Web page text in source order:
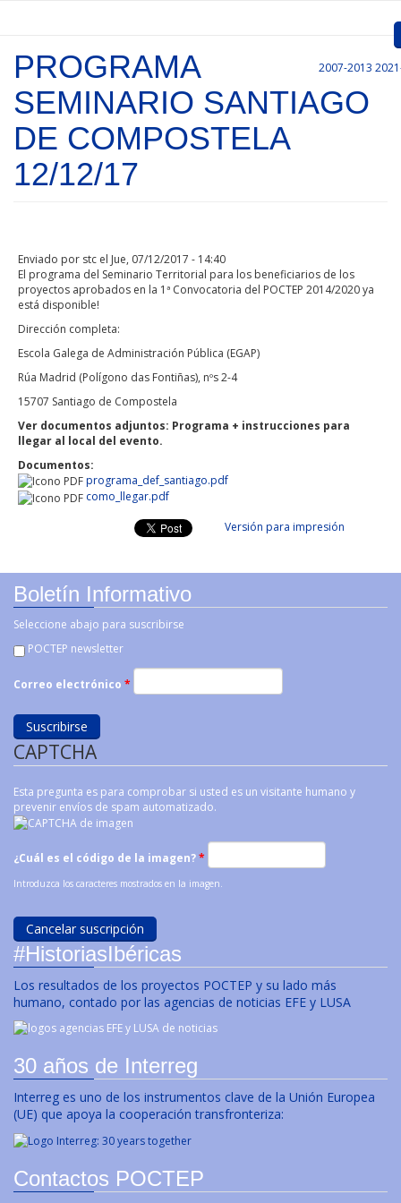
Inicio
Presentación
Convocatorias
Documentos
Gestión de Proyectos
Enlaces
2007-2013
PROGRAMA
SEMINARIO SANTIAGO
DE COMPOSTELA
12/12/17
Enviado por stc el Jue, 07/12/2017 - 14:40
El programa del Seminario Territorial para los beneficiarios de los
proyectos aprobados en la 1ª Convocatoria del POCTEP 2014/2020 ya
está disponible!
Dirección completa:
Escola Galega de Administración Pública (EGAP)
Rúa Madrid (Polígono das Fontiñas), nºs 2-4
15707 Santiago de Compostela
Ver documentos adjuntos: Programa + instrucciones para
llegar al local del evento.
Documentos:
programa_def_santiago.pdf
como_llegar.pdf
Versión para impresión
Boletín Informativo
Seleccione abajo para suscribirse
POCTEP newsletter
Correo electrónico *
CAPTCHA
Esta pregunta es para comprobar si usted es un visitante humano y
prevenir envíos de spam automatizado.
¿Cuál es el código de la imagen?*
Introduzca los caracteres mostrados en la imagen.
#HistoriasIbéricas
Los resultados de los proyectos POCTEP y su lado más
humano, contado por las agencias de noticias EFE y LUSA
30 años de Interreg
Interreg es uno de los instrumentos clave de la Unión Europea
(UE) que apoya la cooperación transfronteriza:
Contactos POCTEP